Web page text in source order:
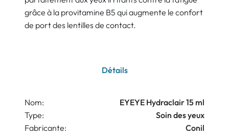
grâce à la provitamine B5 qui augmente le confort
de port des lentilles de contact.
Détails
Nom:
EYEYE Hydraclair 15 ml
Type:
Soin des yeux
Fabricante:
Conil